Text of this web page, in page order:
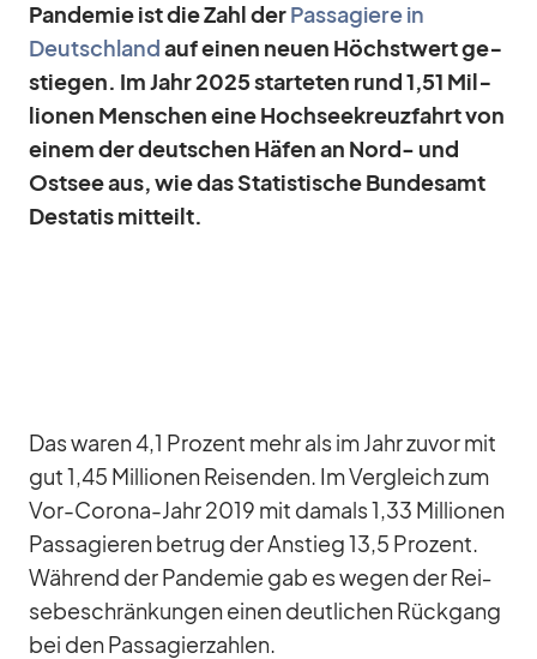
Pan­de­mie ist die Zahl derPas­sa­giere in
Deutsch­landauf ei­nen neuen Höchst­wert ge­
stie­gen. Im Jahr 2025 star­te­ten rund 1,51 Mil­
lio­nen Men­schen eine Hoch­see­kreuz­fahrt von
ei­nem der deut­schen Hä­fen an Nord- und
Ost­see aus, wie das Sta­tis­ti­sche Bun­des­amt
De­sta­tis mit­teilt.
Das wa­ren 4,1 Pro­zent mehr als im Jahr zu­vor mit
gut 1,45 Mil­lio­nen Rei­sen­den. Im Ver­gleich zum
Vor-Co­rona-Jahr 2019 mit da­mals 1,33 Mil­lio­nen
Pas­sa­gie­ren be­trug der An­stieg 13,5 Pro­zent.
Wäh­rend der Pan­de­mie gab es we­gen der Rei­
se­be­schrän­kun­gen ei­nen deut­li­chen Rück­gang
bei den Pas­sa­gier­zah­len.